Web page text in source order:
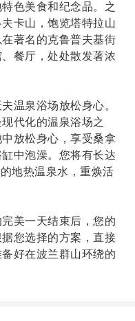
色美食和纪念品。之
卡山，饱览塔特拉山
著名的克鲁普夫基街
餐厅，处处散发著浓
温泉浴场放松身心。
代化的温泉浴场之
放松身心，享受桑拿
中泡澡。您将有长达
地热温泉水，重焕活
美一天结束后，您的
您选择的方案，直接
好在波兰群山环绕的